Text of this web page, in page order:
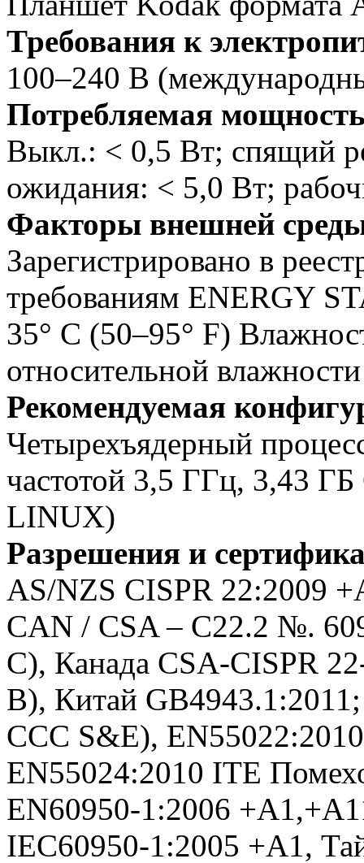
Требования к
100–240 В
Потребляемая
Выкл.: < 0,5 Вт; спящий
ожидания: < 5,0 Вт;
Факторы внешней
Зарегистрировано в
требованиям ENERGY
35° C (50–95° F)
относительной влажности
Рекомендуемая
Четырехъядерный
частотой 3,5 ГГц, 3,43
LINUX)
Разрешения и
AS/NZS CISPR 22:2009
CAN / CSA – C22.2 №.
C), Канада CSA-CISPR
B), Китай
CCC S&E),
EN55024:2010 ITE
EN60950-1:2006
IEC60950-1:2005 +A1,